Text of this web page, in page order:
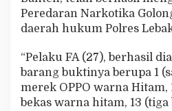
Peredaran Narkotika
daerah hukum Polres
“Pelaku FA (27), berhasil
barang buktinya berupa 1
merek OPPO warna Hitam,
bekas warna hitam, 13